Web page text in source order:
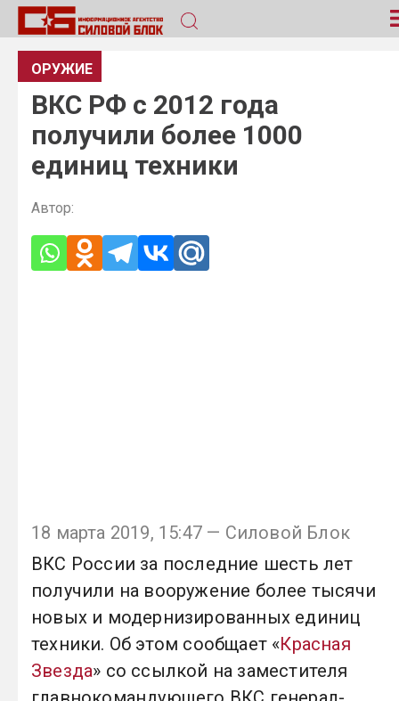
ОРУЖИЕ
ВКС РФ с 2012 года
получили более 1000
единиц техники
Автор:
18 марта 2019, 15:47 — Силовой Блок
ВКС России за последние шесть лет
получили на вооружение более тысячи
новых и модернизированных единиц
техники. Об этом сообщает «Красная
Звезда» со ссылкой на заместителя